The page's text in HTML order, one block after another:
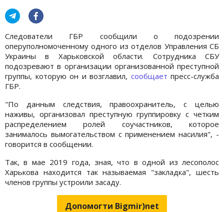
Следователи ГБР сообщили о подозрении
оперуполномоченному одного из отделов Управления СБ
Украины в Харьковской области. Сотрудника СБУ
подозревают в организации организованной преступной
группы, которую он и возглавил, сообщает пресс-служба
ГБР.
"По данным следствия, правоохранитель, с целью
наживы, организовал преступную группировку с четким
распределением ролей соучастников, которое
занималось вымогательством с применением насилия", -
говорится в сообщении.
Так, в мае 2019 года, зная, что в одной из лесополос
Харькова находится так называемая "закладка", шесть
членов группы устроили засаду.
Допомогти Bigmir)net